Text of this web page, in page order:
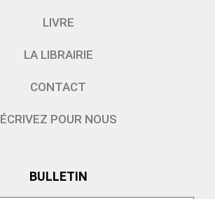
LIVRE
LA LIBRAIRIE
CONTACT
ÉCRIVEZ POUR NOUS
BULLETIN